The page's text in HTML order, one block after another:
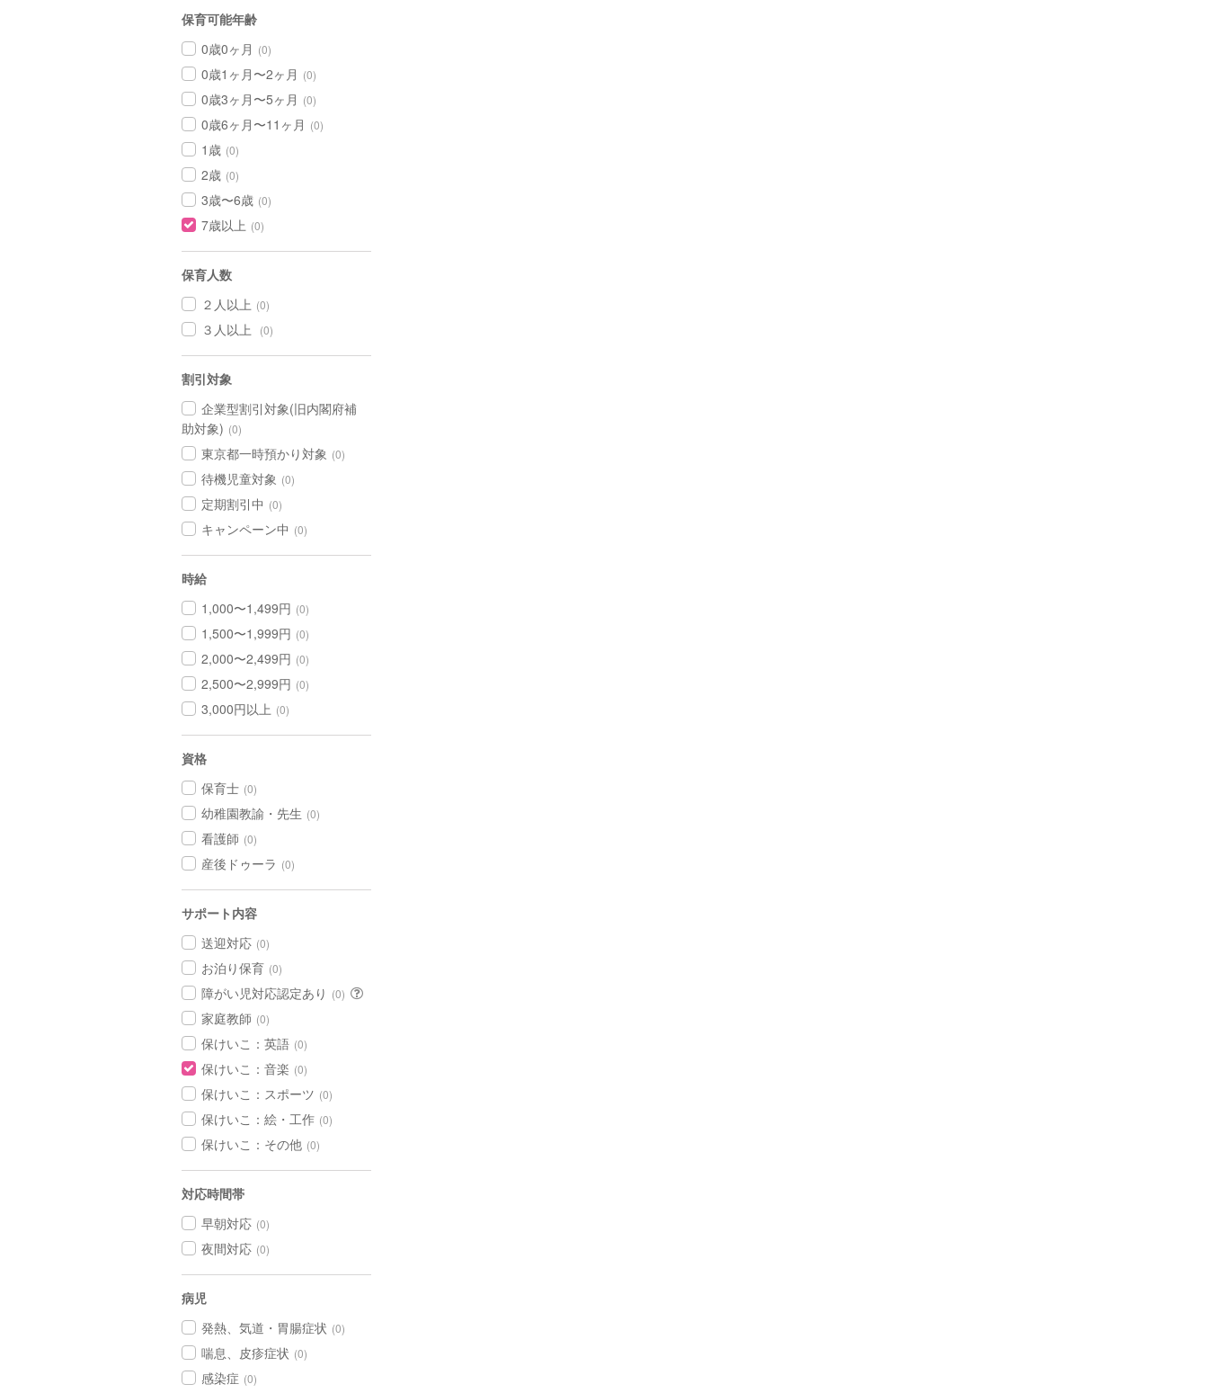
保育可能年齢
0歳0ヶ月 (0)
0歳1ヶ月〜2ヶ月 (0)
0歳3ヶ月〜5ヶ月 (0)
0歳6ヶ月〜11ヶ月 (0)
1歳 (0)
2歳 (0)
3歳〜6歳 (0)
7歳以上 (0)
保育人数
２人以上 (0)
３人以上 (0)
割引対象
企業型割引対象(旧内閣府補
助対象) (0)
東京都一時預かり対象 (0)
待機児童対象 (0)
定期割引中 (0)
キャンペーン中 (0)
時給
1,000〜1,499円 (0)
1,500〜1,999円 (0)
2,000〜2,499円 (0)
2,500〜2,999円 (0)
3,000円以上 (0)
資格
保育士 (0)
幼稚園教諭・先生 (0)
看護師 (0)
産後ドゥーラ (0)
サポート内容
送迎対応 (0)
お泊り保育 (0)
障がい児対応認定あり (0)
家庭教師 (0)
保けいこ：英語 (0)
保けいこ：音楽 (0)
保けいこ：スポーツ (0)
保けいこ：絵・工作 (0)
保けいこ：その他 (0)
対応時間帯
早朝対応 (0)
夜間対応 (0)
病児
発熱、気道・胃腸症状 (0)
喘息、皮疹症状 (0)
感染症 (0)